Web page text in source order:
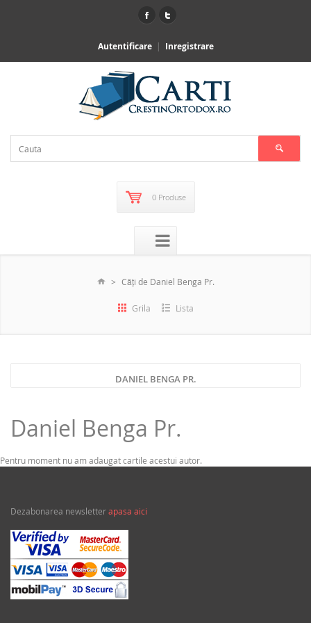
Autentificare Inregistrare
0 Produse
Căţi de Daniel Benga Pr.
Grila Lista
DANIEL BENGA PR.
Daniel Benga Pr.
Pentru moment nu am adaugat cartile acestui autor.
Dezabonarea newsletterapasa aici